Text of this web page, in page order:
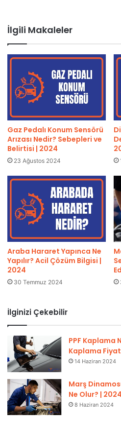
İlgili Makaleler
Gaz Pedalı Konum Sensörü
Arızası Nedir? Sebepleri ve
Belirtisi | 2024
23 Ağustos 2024
Araba Hararet Yapınca Ne
Yapılır? Acil Çözüm Bilgisi |
2024
30 Temmuz 2024
İlginizi Çekebilir
PPF Kaplama
Kaplama
14 Haziran 2024
Marş
Ne Olur? | 2024
8 Haziran 2024